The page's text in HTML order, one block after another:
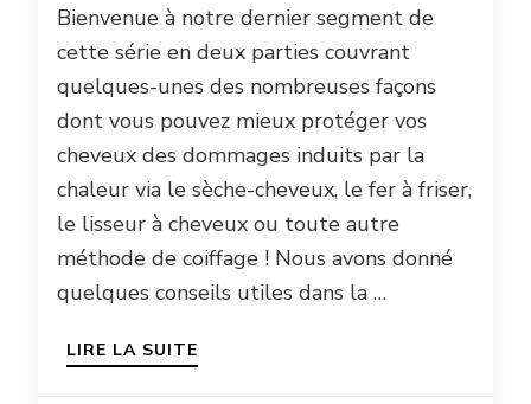
Bienvenue à notre dernier segment de
cette série en deux parties couvrant
quelques-unes des nombreuses façons
dont vous pouvez mieux protéger vos
cheveux des dommages induits par la
chaleur via le sèche-cheveux, le fer à friser,
le lisseur à cheveux ou toute autre
méthode de coiffage ! Nous avons donné
quelques conseils utiles dans la …
LIRE LA SUITE